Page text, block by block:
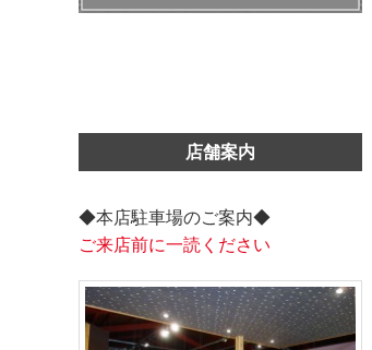
店舗案内
◆本店駐車場のご案内◆
ご来店前に一読ください